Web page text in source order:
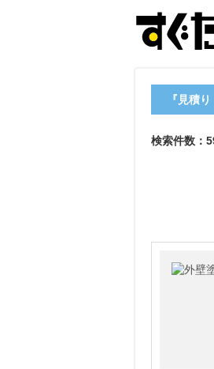
『見積
検索件数：